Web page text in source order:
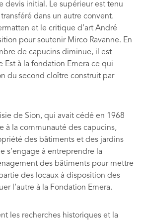
devis initial. Le supérieur est tenu
dans un autre convent.
et le critique d’art André
pour soutenir Mirco Ravanne. En
de capucins diminue, il est
Est à la fondation Emera ce qui
du second cloître construit par
de Sion, qui avait cédé en 1968
à la communauté des capucins,
des bâtiments et des jardins
s’engage à entreprendre la
des bâtiments pour mettre
des locaux à disposition des
l’autre à la Fondation Emera.
les recherches historiques et la